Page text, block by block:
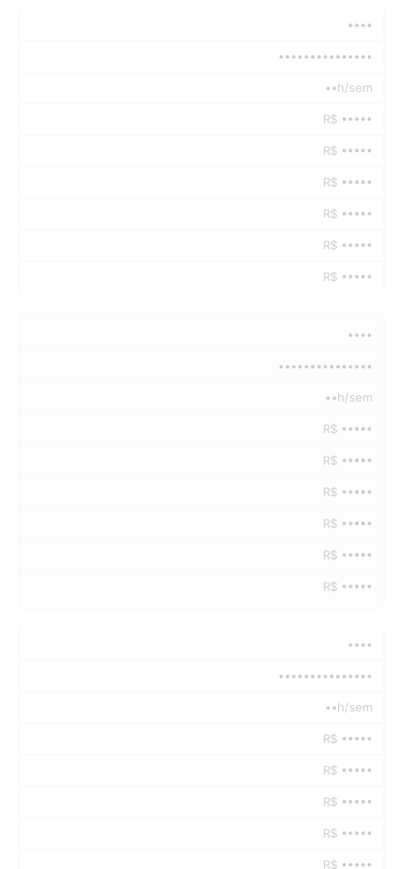
••••
•••••••••••••••
••h/sem
R$ •••••
R$ •••••
R$ •••••
R$ •••••
R$ •••••
R$ •••••
••••
•••••••••••••••
••h/sem
R$ •••••
R$ •••••
R$ •••••
R$ •••••
R$ •••••
R$ •••••
••••
•••••••••••••••
••h/sem
R$ •••••
R$ •••••
R$ •••••
R$ •••••
R$ •••••